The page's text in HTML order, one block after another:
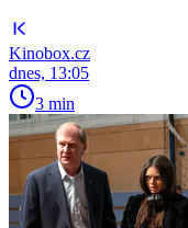
Kinobox.cz
dnes, 13:05
3 min